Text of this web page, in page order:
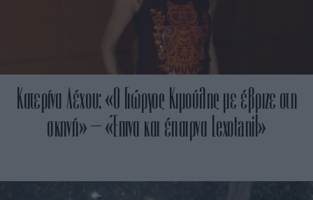
Κατερίνα Λέχου: «Ο Γιώργος Κιμούλης με έβριζε στη
σκηνή» – «Έπινα και έπαιρνα Lexotanil»